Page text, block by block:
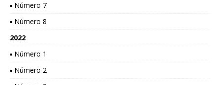
▪ Número 7
▪ Número 8
2022
▪ Número 1
▪ Número 2